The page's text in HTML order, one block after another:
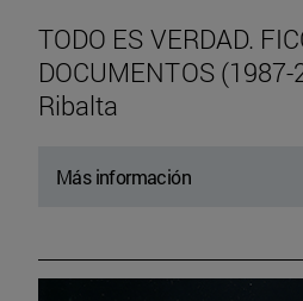
TODO ES VERDAD.
DOCUMENTOS
Ribalta
Más información